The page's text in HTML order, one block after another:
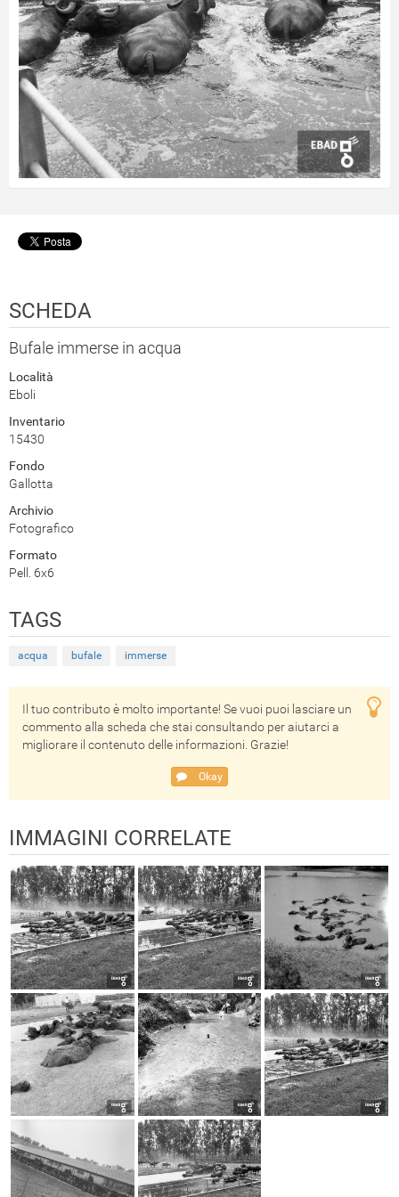
SCHEDA
Bufale immerse in acqua
Località
Eboli
Inventario
15430
Fondo
Gallotta
Archivio
Fotografico
Formato
Pell. 6x6
TAGS
acqua bufale immerse
Il tuo contributo è molto importante! Se vuoi puoi lasciare un
commento alla scheda che stai consultando per aiutarci a
migliorare il contenuto delle informazioni. Grazie!
Okay
IMMAGINI CORRELATE